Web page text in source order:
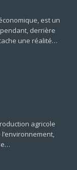
est un
derrière
une réalité…
agricole